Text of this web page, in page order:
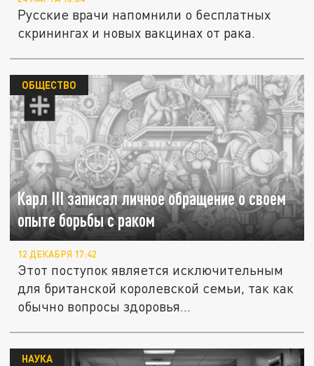
Русские врачи напомнили о бесплатных
скринингах и новых вакцинах от рака.
Карл III записал личное обращение о своем
опыте борьбы с раком
ОБЩЕСТВО
12 ДЕКАБРЯ 17:42
Этот поступок является исключительным
для британской королевской семьи, так как
обычно вопросы здоровья...
НАУКА